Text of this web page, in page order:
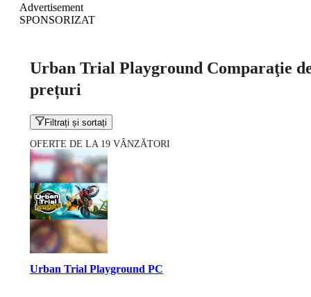
Advertisement
SPONSORIZAT
Urban Trial Playground Comparaţie
prețuri
Filtrați și sortați
OFERTE DE LA 19 VÂNZĂTORI
Urban Trial Playground PC